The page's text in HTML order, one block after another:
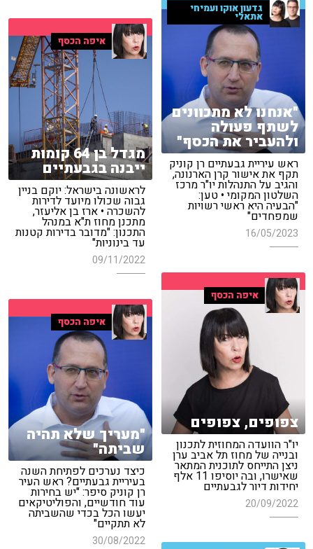
גדעון אוקו ועמיחי
אתאלי
"אנחנו לא מתכוונים
לשתף פעולה
ולהעביר את הכסף"
ראש עיריית גבעתיים רן קוניק
תקף את אישור קרן הארנונה,
והגיב על התנהלות יו"ר מרכז
השלטון המקומי • טען:
"הבעיה היא ראשי רשויות
שמפחדים"
16/05/2023
איפה הכסף
מגדל בן 64 קומות
ייבנה בגבעתיים
לראשונה בישראל: יוקם בניין
גבוה שכולו מיועד לדירות
להשכרה • ארז בן אליעזר,
מתכנן מחוז ת"א במנהל
התכנון: "מדובר בדירות קטנות
עד בינוניות"
09/11/2022
איפה הכסף
צפופים, צפופים
יו"ר הוועדה המחוזית לתכנון
ובנייה של מחוז תל אביב ערן
ניצן התייחס לתוכנית המתאר
שאישרו, ובה יוסיפו 11 אלף
יחידות דיור לגבעתיים
20/09/2022
איפה הכסף
"מעריך שלא תהיה
שביתה"
כיצד נערכים לפתיחת השנה
בעיריית גבעתיים? ראש העיר
רן קוניק סיפר: "יש בחירות
עוד חודשיים, והפוליטיקאים
יעשו הכל בכדי שהשביתה
לא תתקיים"
30/08/2022